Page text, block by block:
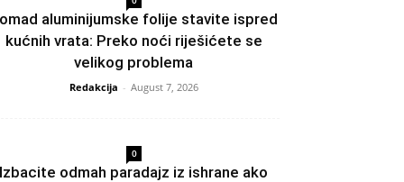
aluminijumske folije stavite ispred
kućnih vrata: Preko noći riješićete se
velikog problema
Redakcija - August 7, 2026
0
Izbacite odmah paradajz iz ishrane ako